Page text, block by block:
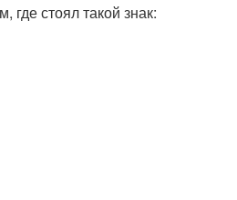
где стоял такой знак: